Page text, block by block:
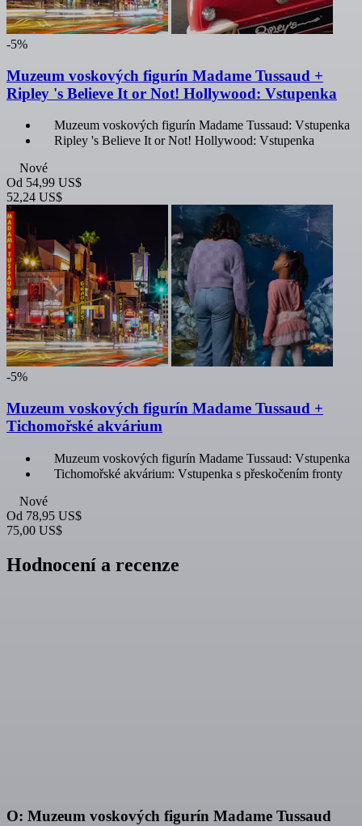
-5%
Muzeum voskových figurín Madame Tussaud +
Ripley 's Believe It or Not! Hollywood: Vstupenka
Muzeum voskových figurín Madame Tussaud: Vstupenka
Ripley 's Believe It or Not! Hollywood: Vstupenka
Nové
Od 54,99 US$
52,24 US$
-5%
Muzeum voskových figurín Madame Tussaud +
Tichomořské akvárium
Muzeum voskových figurín Madame Tussaud: Vstupenka
Tichomořské akvárium: Vstupenka s přeskočením fronty
Nové
Od 78,95 US$
75,00 US$
Hodnocení a recenze
O: Muzeum voskových figurín Madame Tussaud